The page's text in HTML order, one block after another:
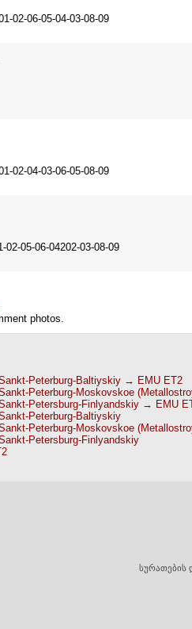
02-06-05-04-03-08-09
02-04-03-06-05-08-09
02-05-06-04202-03-08-09
photos.
Peterburg-Baltiyskiy → EMU ET2
Peterburg-Moskovskoe
Petersburg-Finlyandskiy → EMU
Peterburg-Baltiyskiy
Peterburg-Moskovskoe
Petersburg-Finlyandskiy
სურათების